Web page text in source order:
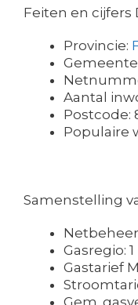
Feiten en cijfers
Provincie:
Aantal
Postcode:
Populaire
Samenstelling
Gasregio: 1
Gastarief